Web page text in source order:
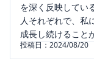
を深く反映してい
人それぞれで、私
成長し続けること
投稿日：2024/08/20